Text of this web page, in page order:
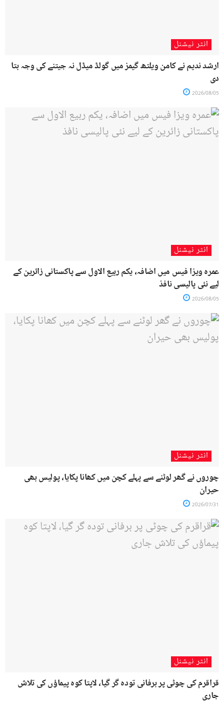
انٹر نیشنل
ارشد ندیم نے کامن ویلتھ گیمز میں گولڈ میڈل نہ جیتنے کی وجہ بتا
دی
2026/08/05
انٹر نیشنل
عمرہ ویزا فیس میں اضافہ، یکم ربیع الاول سے پاکستانی زائرین کے
لیے نئی پالیسی نافذ
2026/08/05
انٹر نیشنل
چوروں نے گھر لوٹنے سے پہلے کچن میں کھانا پکایا، پولیس بھی
حیران
2026/07/31
انٹر نیشنل
قراقرم کی چوٹی پر برفانی تودہ گر گیا، لاپتا کوہ پیماؤں کی تلاش
جاری